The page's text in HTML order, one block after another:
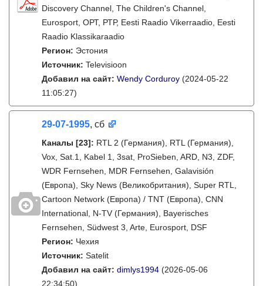
Discovery Channel, The Children's Channel,
Eurosport, ОРТ, РТР, Eesti Raadio Vikerraadio, Eesti
Raadio Klassikaraadio
Регион: Эстония
Источник: Televisioon
Добавил на сайт: Wendy Corduroy (2024-05-22
11:05:27)
29-07-1995, сб
Каналы [23]: RTL 2 (Германия), RTL (Германия),
Vox, Sat.1, Kabel 1, 3sat, ProSieben, ARD, N3, ZDF,
WDR Fernsehen, MDR Fernsehen, Galavisión
(Европа), Sky News (Великобритания), Super RTL,
Cartoon Network (Европа) / TNT (Европа), CNN
International, N-TV (Германия), Bayerisches
Fernsehen, Südwest 3, Arte, Eurosport, DSF
Регион: Чехия
Источник: Satelit
Добавил на сайт: dimlys1994 (2026-05-06
22:34:50)